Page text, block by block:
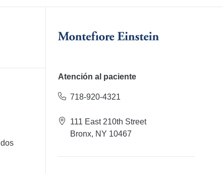
Atención al paciente
718-920-4321
111 East 210th Street
Bronx, NY 10467